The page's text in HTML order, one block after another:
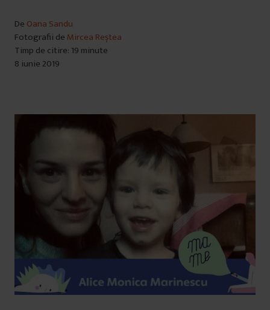
De Oana Sandu
Fotografii de Mircea Reștea
Timp de citire: 19 minute
8 iunie 2019